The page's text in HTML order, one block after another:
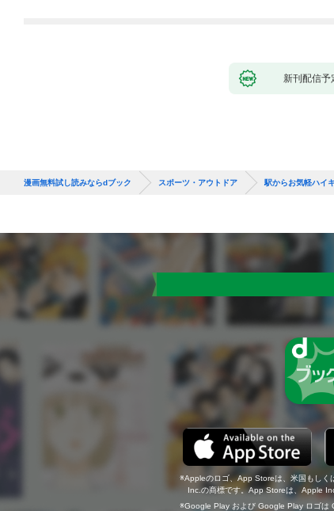
新刊配信予
漫画無料試し読みならdブック スポーツ・アウトドア 駅からお気軽ハイ
Appleのロゴ、App Storeは、米国もしく
Inc.の商標です。App Storeは、Apple
Google Play および Google Play ロゴは